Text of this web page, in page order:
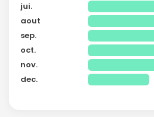
jui.
aout
sep.
oct.
nov.
dec.